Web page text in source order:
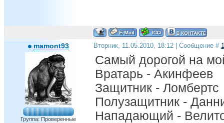
mamont93
Группа: Проверенные
Вторник, 11.05.2010, 18:12 | Сообщение #
Самый дорогой на
Вратарь - Акинфеев
Защитник - Ломбертс
Полузащитник -
Нападающий -